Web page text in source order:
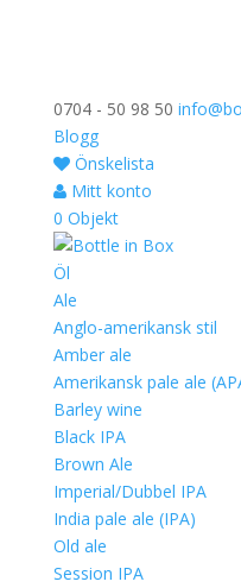
0704 - 50 98 50
Blogg
Önskelista
Mitt konto
0 Objekt
Öl
Ale
Anglo-amerikansk stil
Amber ale
Amerikansk pale ale
Barley wine
Black IPA
Brown Ale
Imperial/Dubbel IPA
India pale ale (IPA)
Old ale
Session IPA